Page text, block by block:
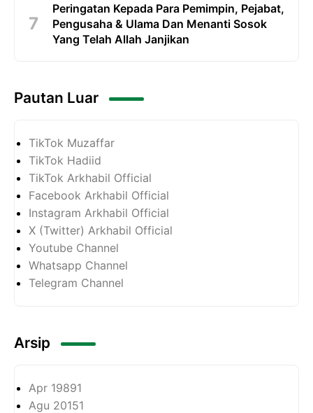
Peringatan Kepada Para Pemimpin, Pejabat,
Pengusaha & Ulama Dan Menanti Sosok
Yang Telah Allah Janjikan
Pautan Luar
TikTok Muzaffar
TikTok Hadiid
TikTok Arkhabil Official
Facebook Arkhabil Official
Instagram Arkhabil Official
X (Twitter) Arkhabil Official
Youtube Channel
Whatsapp Channel
Telegram Channel
Arsip
Apr 19891
Agu 20151